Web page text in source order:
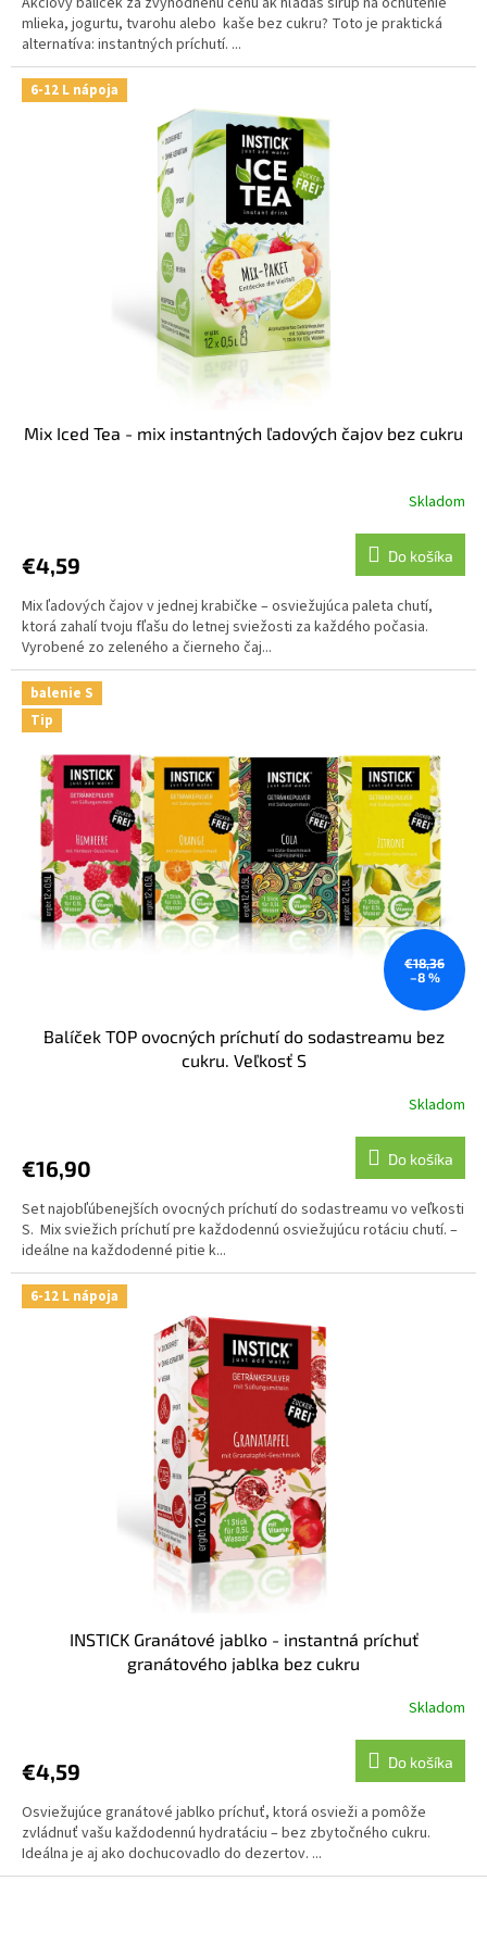
mlieka, jogurtu, tvarohu alebo kaše bez cukru? Toto je praktická
alternatíva: instantných príchutí. ...
6-12 L nápoja
Mix Iced Tea - mix instantných ľadových čajov bez cukru
Skladom
€4,59 Do košíka
Mix ľadových čajov v jednej krabičke – osviežujúca paleta chutí,
ktorá zahalí tvoju fľašu do letnej sviežosti za každého počasia.
Vyrobené zo zeleného a čierneho čaj...
balenie S
Tip
€18,36
–8 %
Balíček TOP ovocných príchutí do sodastreamu bez
cukru. Veľkosť S
Skladom
€16,90 Do košíka
Set najobľúbenejších ovocných príchutí do sodastreamu vo veľkosti
S. Mix sviežich príchutí pre každodennú osviežujúcu rotáciu chutí. –
ideálne na každodenné pitie k...
6-12 L nápoja
INSTICK Granátové jablko - instantná príchuť
granátového jablka bez cukru
Skladom
€4,59 Do košíka
Osviežujúce granátové jablko príchuť, ktorá osvieži a pomôže
zvládnuť vašu každodennú hydratáciu – bez zbytočného cukru.
Ideálna je aj ako dochucovadlo do dezertov. ...